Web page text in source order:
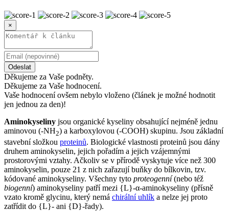
×
Odeslat
Děkujeme za Vaše podněty.
Děkujeme za Vaše hodnocení.
Vaše hodnocení ovšem nebylo vloženo (článek je možné hodnotit
jen jednou za den)!
Aminokyseliny jsou organické kyseliny obsahující nejméně jednu
aminovou (-NH2) a karboxylovou (-COOH) skupinu. Jsou základní
stavební složkou proteinů. Biologické vlastnosti proteinů jsou dány
druhem aminokyselin, jejich pořadím a jejich vzájemnými
prostorovými vztahy. Ačkoliv se v přírodě vyskytuje více než 300
aminokyselin, pouze 21 z nich zařazují buňky do bílkovin, tzv.
kódované aminokyseliny. Všechny tyto proteogenní(nebo též
biogenní) aminokyseliny patří mezi {L}-α-aminokyseliny (přísně
vzato kromě glycinu, který nemá chirální uhlík a nelze jej proto
zatřídit do {L}- ani {D}-řady).